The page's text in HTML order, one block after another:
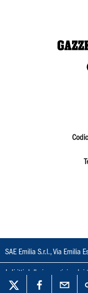
SAE Emilia S.r.l., Via
I diritti delle immagini e dei
loro riproduzione con